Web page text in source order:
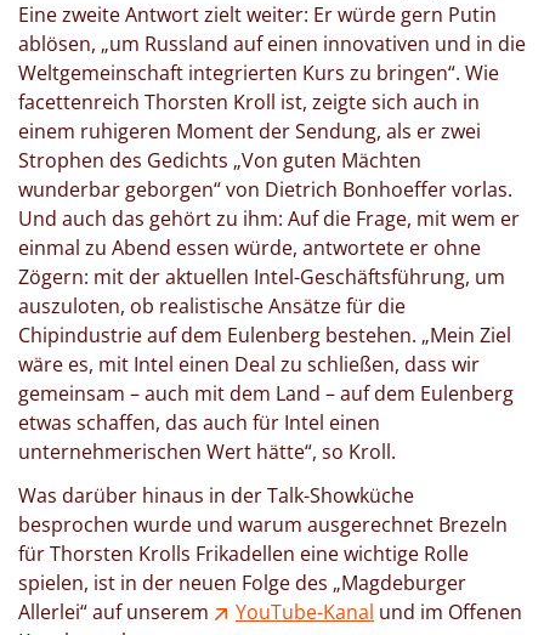
Eine zweite Antwort zielt weiter: Er würde gern Putin
ablösen, „um Russland auf einen innovativen und in die
Weltgemeinschaft integrierten Kurs zu bringen“. Wie
facettenreich Thorsten Kroll ist, zeigte sich auch in
einem ruhigeren Moment der Sendung, als er zwei
Strophen des Gedichts „Von guten Mächten
wunderbar geborgen“ von Dietrich Bonhoeffer vorlas.
Und auch das gehört zu ihm: Auf die Frage, mit wem er
einmal zu Abend essen würde, antwortete er ohne
Zögern: mit der aktuellen Intel-Geschäftsführung, um
auszuloten, ob realistische Ansätze für die
Chipindustrie auf dem Eulenberg bestehen. „Mein Ziel
wäre es, mit Intel einen Deal zu schließen, dass wir
gemeinsam – auch mit dem Land – auf dem Eulenberg
etwas schaffen, das auch für Intel einen
unternehmerischen Wert hätte“, so Kroll.
Was darüber hinaus in der Talk-Showküche
besprochen wurde und warum ausgerechnet Brezeln
für Thorsten Krolls Frikadellen eine wichtige Rolle
spielen, ist in der neuen Folge des „Magdeburger
Allerlei“ auf unserem
YouTube-Kanal und im Offenen